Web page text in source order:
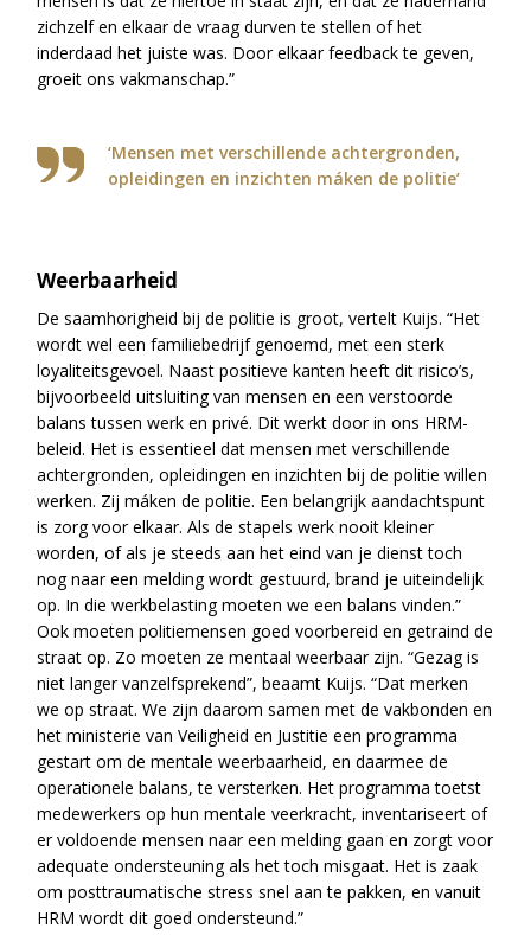
zichzelf en elkaar de vraag durven te stellen of het
inderdaad het juiste was. Door elkaar feedback te geven,
groeit ons vakmanschap.”
‘Mensen met verschillende achtergronden,
opleidingen en inzichten máken de politie’
Weerbaarheid
De saamhorigheid bij de politie is groot, vertelt Kuijs. “Het
wordt wel een familiebedrijf genoemd, met een sterk
loyaliteitsgevoel. Naast positieve kanten heeft dit risico’s,
bijvoorbeeld uitsluiting van mensen en een verstoorde
balans tussen werk en privé. Dit werkt door in ons HRM-
beleid. Het is essentieel dat mensen met verschillende
achtergronden, opleidingen en inzichten bij de politie willen
werken. Zij máken de politie. Een belangrijk aandachtspunt
is zorg voor elkaar. Als de stapels werk nooit kleiner
worden, of als je steeds aan het eind van je dienst toch
nog naar een melding wordt gestuurd, brand je uiteindelijk
op. In die werkbelasting moeten we een balans vinden.”
Ook moeten politiemensen goed voorbereid en getraind de
straat op. Zo moeten ze mentaal weerbaar zijn. “Gezag is
niet langer vanzelfsprekend”, beaamt Kuijs. “Dat merken
we op straat. We zijn daarom samen met de vakbonden en
het ministerie van Veiligheid en Justitie een programma
gestart om de mentale weerbaarheid, en daarmee de
operationele balans, te versterken. Het programma toetst
medewerkers op hun mentale veerkracht, inventariseert of
er voldoende mensen naar een melding gaan en zorgt voor
adequate ondersteuning als het toch misgaat. Het is zaak
om posttraumatische stress snel aan te pakken, en vanuit
HRM wordt dit goed ondersteund.”